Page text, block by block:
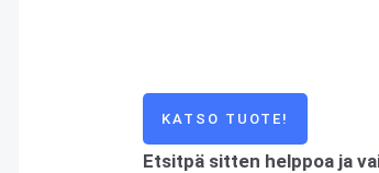
KATSO TUOTE!
Etsitpä sitten helppoa ja